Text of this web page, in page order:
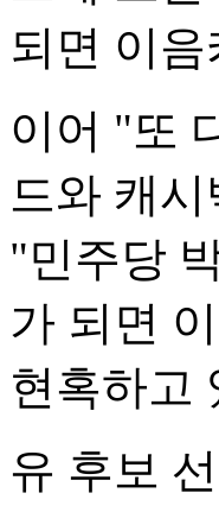
되면 이
이어 "또
드와 캐
"민주당
가 되면
현혹하고
유 후보